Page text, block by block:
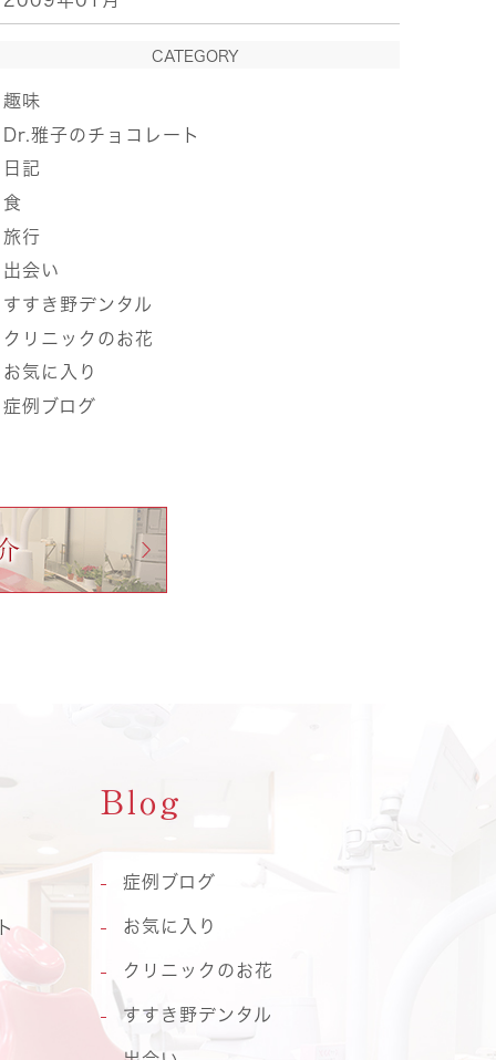
CATEGORY
趣味
Dr.雅子のチョコレート
日記
食
旅行
出会い
すすき野デンタル
クリニックのお花
お気に入り
症例ブログ
Blog
症例ブログ
お気に入り
クリニックのお花
すすき野デンタル